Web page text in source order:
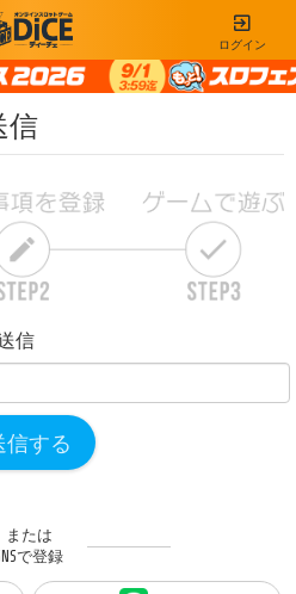
ログイン
信
信
または
で登録